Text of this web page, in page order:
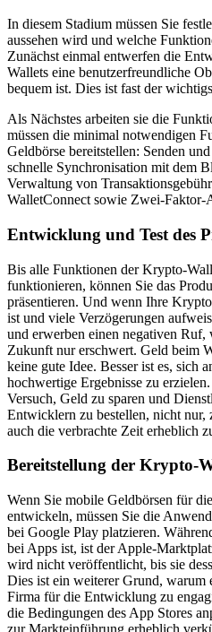
In diesem Stadium müssen Sie
aussehen wird und welche
Zunächst einmal entwerfen die
Wallets eine benutzerfreundliche
bequem ist. Dies ist fast der
Als Nächstes arbeiten sie die
müssen die minimal notwendigen
Geldbörse bereitstellen: Senden
schnelle Synchronisation mit dem
Verwaltung von
WalletConnect sowie Zwei-Faktor-
Entwicklung und Test des
Bis alle Funktionen der Krypto-
funktionieren, können Sie das
präsentieren. Und wenn Ihre
ist und viele Verzögerungen
und erwerben einen negativen Ruf,
Zukunft nur erschwert. Geld beim
keine gute Idee. Besser ist es, sich
hochwertige Ergebnisse zu
Versuch, Geld zu sparen und
Entwicklern zu bestellen, nicht nur,
auch die verbrachte Zeit erheblich
Bereitstellung der Krypto-
Wenn Sie mobile Geldbörsen für
entwickeln, müssen Sie die
bei Google Play platzieren.
bei Apps ist, ist der Apple-
wird nicht veröffentlicht, bis sie
Dies ist ein weiterer Grund, warum
Firma für die Entwicklung zu
die Bedingungen des App Stores
zur Markteinführung erheblich